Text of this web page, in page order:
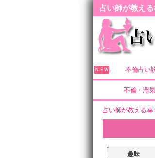
占い師が教え
ＮＥＷ 不倫占い
不倫・浮気
占い師が教える
趣味